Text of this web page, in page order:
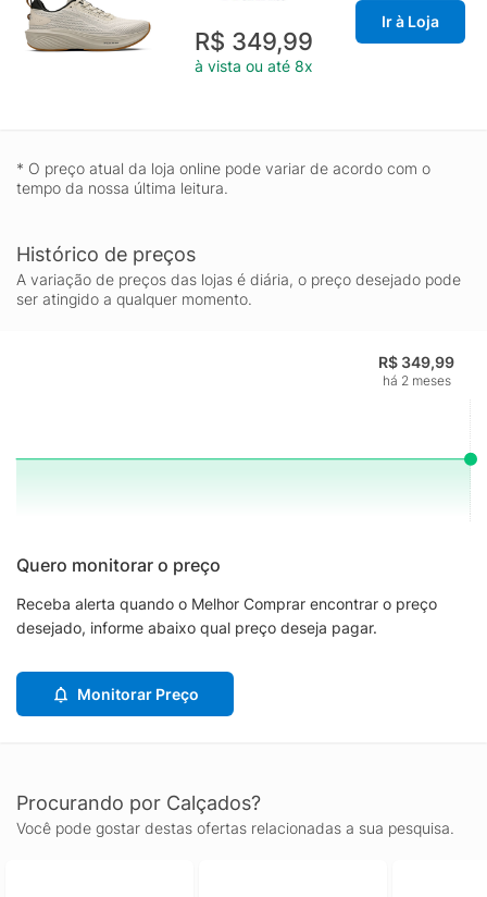
R$ 349,99
à vista ou até 8x
Ir à Loja
* O preço atual da loja online pode variar de acordo com o
tempo da nossa última leitura.
Histórico de preços
A variação de preços das lojas é diária, o preço desejado pode
ser atingido a qualquer momento.
R$ 349,99
há 2 meses
Quero monitorar o preço
Receba alerta quando o Melhor Comprar encontrar o preço
desejado, informe abaixo qual preço deseja pagar.
Monitorar Preço
Procurando por Calçados?
Você pode gostar destas ofertas relacionadas a sua pesquisa.